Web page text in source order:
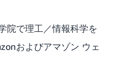
院で理工／情報科学を
およびアマゾン ウェ